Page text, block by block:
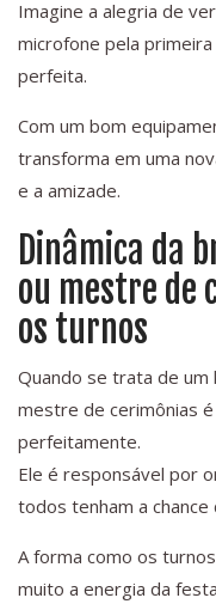
Imagine a alegria de
microfone pela
perfeita.
Com um bom
transforma em uma
e a amizade.
Dinâmica da
ou mestre de
os turnos
Quando se trata de um
mestre de cerimônias
perfeitamente.
Ele é responsável por
todos tenham a
A forma como os
muito a energia da